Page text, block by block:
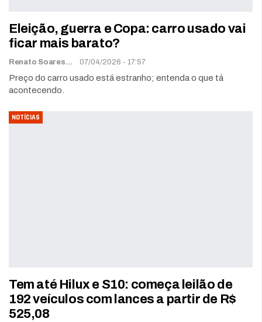
Eleição, guerra e Copa: carro usado vai
ficar mais barato?
Renato Soares 07/04/2026 - 17:57
Preço do carro usado está estranho; entenda o que tá
acontecendo.
NOTÍCIAS
Tem até Hilux e S10: começa leilão de
192 veículos com lances a partir de R$
525,08